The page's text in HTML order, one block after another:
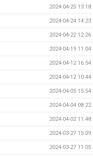
2024-04-25 13:18
2024-04-24 14:23
2024-04-22 12:26
2024-04-19 11:04
2024-04-12 16:54
2024-04-12 10:44
2024-04-05 15:54
2024-04-04 08:22
2024-04-02 11:48
2024-03-27 15:09
2024-03-27 11:05